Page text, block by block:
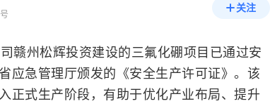
关注
赣州松辉投资建设的三氟化硼项目已通过安
应急管理厅颁发的《安全生产许可证》。该
正式生产阶段，有助于优化产业布局、提升